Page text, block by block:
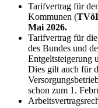
Tarifvertrag für
Kommunen (
Mai 2026.
Tarifvertrag für
des Bundes und
Entgeltsteigerung
Dies gilt auch für
schon zum 1.